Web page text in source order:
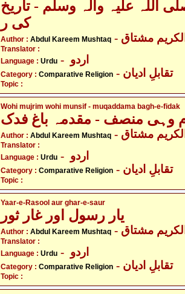
اللہ علیہ وآلہ وسلم - تاریخ
کی ر
Author : Abdul Kareem Mushtaq مشتاق
Translator :
Language : Urdu
Category : Comparative Religion - تقابلِ ادیان
Topic :
Wohi mujrim wohi munsif - muqaddama bagh-e-fidak
وہی منصف - مقدمہ باغ فدک
Author : Abdul Kareem Mushtaq مشتاق
Translator :
Language : Urdu
Category : Comparative Religion - تقابلِ ادیان
Topic :
Yaar-e-Rasool aur ghar-e-saur
یار رسول اور غار ثور
Author : Abdul Kareem Mushtaq مشتاق
Translator :
Language : Urdu
Category : Comparative Religion - تقابلِ ادیان
Topic :